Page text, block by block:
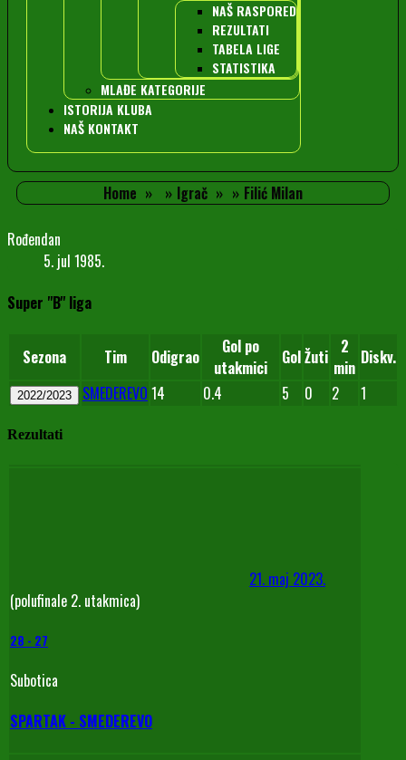
NAŠ RASPORED
REZULTATI
TABELA LIGE
STATISTIKA
MLAĐE KATEGORIJE
ISTORIJA KLUBA
NAŠ KONTAKT
Home Igrač Filić Milan
Rođendan
5. jul 1985.
Super "B" liga
Sezona Tim Odigrao
Gol po
utakmici
GolŽuti
2
min Diskv.
2022/2023 SMEDEREVO 14 0.4 5 0 2 1
Rezultati
21. maj 2023.
(polufinale 2. utakmica)
28 - 27
Subotica
SPARTAK - SMEDEREVO